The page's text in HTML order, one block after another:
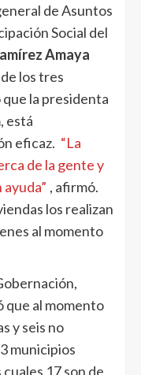
de Asuntos
Social del
Amaya
los tres
la presidenta
está
eficaz. “La
de la gente y
, afirmó.
los realizan
al momento
que al momento
y seis no
municipios
17 son de